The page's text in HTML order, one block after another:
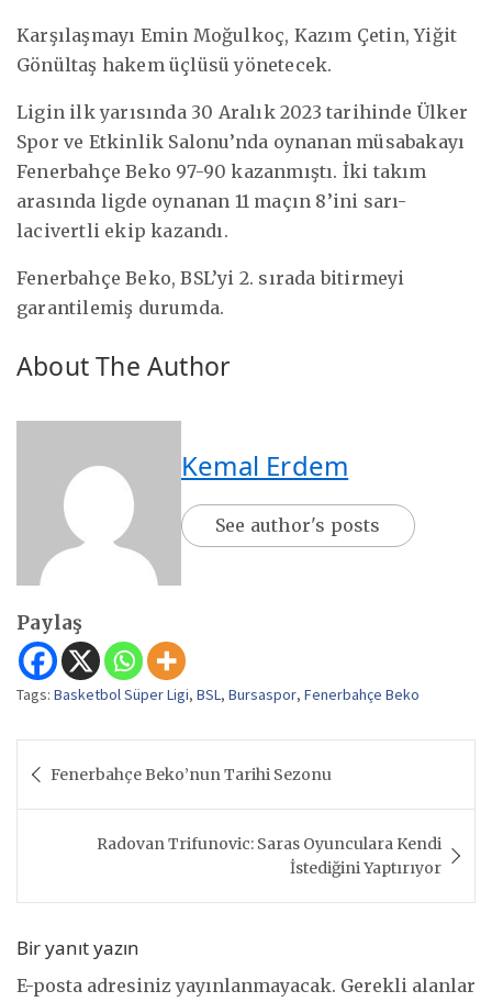
Karşılaşmayı Emin Moğulkoç, Kazım Çetin, Yiğit
Gönültaş hakem üçlüsü yönetecek.
Ligin ilk yarısında 30 Aralık 2023 tarihinde Ülker
Spor ve Etkinlik Salonu’nda oynanan müsabakayı
Fenerbahçe Beko 97-90 kazanmıştı. İki takım
arasında ligde oynanan 11 maçın 8’ini sarı-
lacivertli ekip kazandı.
Fenerbahçe Beko, BSL’yi 2. sırada bitirmeyi
garantilemiş durumda.
About The Author
Kemal Erdem
See author's posts
Paylaş
Tags: Basketbol Süper Ligi, BSL, Bursaspor, Fenerbahçe Beko
gezinmesi
Fenerbahçe Beko’nun Tarihi Sezonu
Radovan Trifunovic: Saras Oyunculara Kendi
İstediğini Yaptırıyor
Bir yanıt yazın
E-posta adresiniz yayınlanmayacak. Gerekli alanlar